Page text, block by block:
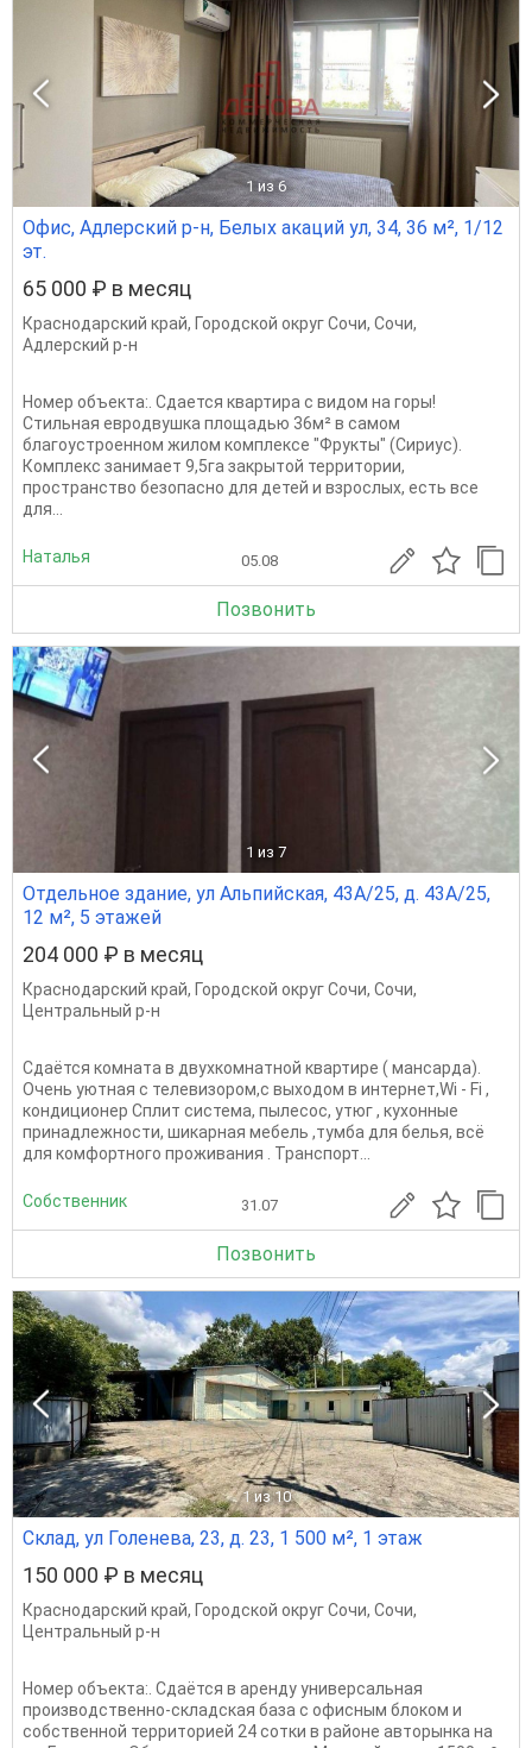
1 из 6
Офис, Адлерский р-н, Белых акаций ул, 34, 36 м², 1/12
эт.
65 000 ₽ в месяц
Краснодарский край, Городской округ Сочи, Сочи,
Адлерский р-н
Номер объекта:. Сдается квартира с видом на горы!
Стильная евродвушка площадью 36м² в самом
благоустроенном жилом комплексе "Фрукты" (Сириус).
Комплекс занимает 9,5га закрытой территории,
пространство безопасно для детей и взрослых, есть все
для...
Наталья 05.08
Позвонить
1 из 7
Отдельное здание, ул Альпийская, 43А/25, д. 43А/25,
12 м², 5 этажей
204 000 ₽ в месяц
Краснодарский край, Городской округ Сочи, Сочи,
Центральный р-н
Сдаётся комната в двухкомнатной квартире ( мансарда).
Очень уютная с телевизором,с выходом в интернет,Wi - Fi ,
кондиционер Сплит система, пылесос, утюг , кухонные
принадлежности, шикарная мебель ,тумба для белья, всё
для комфортного проживания . Транспорт...
Собственник 31.07
Позвонить
1 из 10
Склад, ул Голенева, 23, д. 23, 1 500 м², 1 этаж
150 000 ₽ в месяц
Краснодарский край, Городской округ Сочи, Сочи,
Центральный р-н
Номер объекта:. Сдаётся в аренду универсальная
производственно-складская база с офисным блоком и
собственной территорией 24 сотки в районе авторынка на